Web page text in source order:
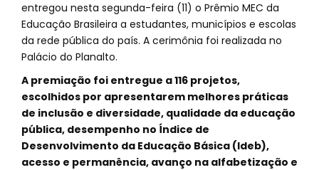
entregou nesta segunda-feira (11) o Prêmio MEC da
Educação Brasileira a estudantes, municípios e escolas
da rede pública do país. A cerimônia foi realizada no
Palácio do Planalto.
A premiação foi entregue a 116 projetos,
escolhidos por apresentarem melhores práticas
de inclusão e diversidade, qualidade da educação
pública, desempenho no Índice de
Desenvolvimento da Educação Básica (Ideb),
acesso e permanência, avanço na alfabetização e